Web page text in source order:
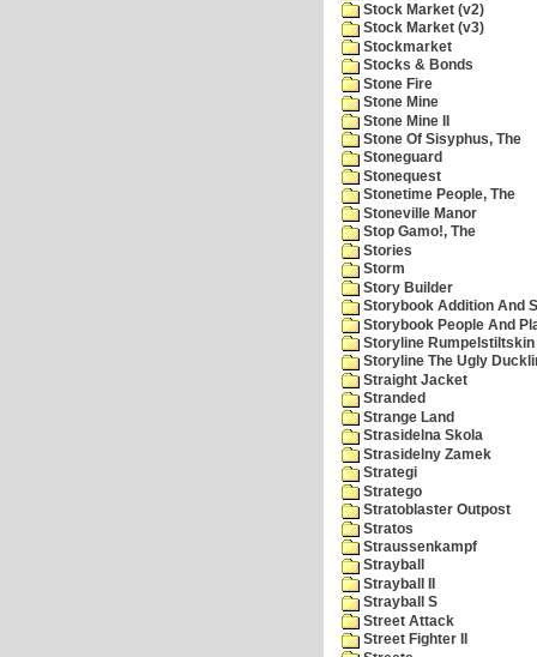
Stock Market (v2)
Stock Market (v3)
Stockmarket
Stocks & Bonds
Stone Fire
Stone Mine
Stone Mine II
Stone Of Sisyphus, The
Stoneguard
Stonequest
Stonetime People, The
Stoneville Manor
Stop Gamo!, The
Stories
Storm
Story Builder
Storybook Addition And
Storybook People And
Storyline Rumpelstiltskin
Storyline The Ugly
Straight Jacket
Stranded
Strange Land
Strasidelna Skola
Strasidelny Zamek
Strategi
Stratego
Stratoblaster Outpost
Stratos
Straussenkampf
Strayball
Strayball II
Strayball S
Street Attack
Street Fighter II